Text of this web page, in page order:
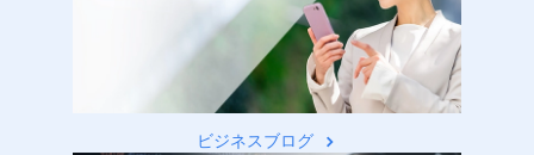
ビジネスブログ